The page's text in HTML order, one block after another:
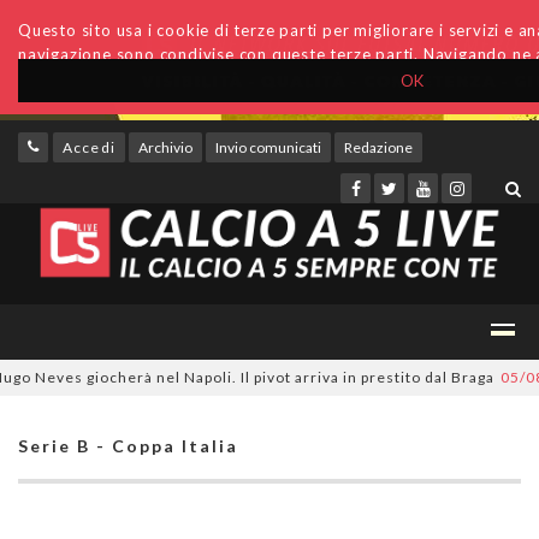
OK
Questo sito usa i cookie di terze parti per migliorare i servizi e
navigazione sono condivise con queste terze parti. Navigando
Accedi Archivio Invio comunicati Redazione
giocherà nel Napoli. Il pivot arriva in prestito dal Braga 05/08/
Serie B - Coppa Italia